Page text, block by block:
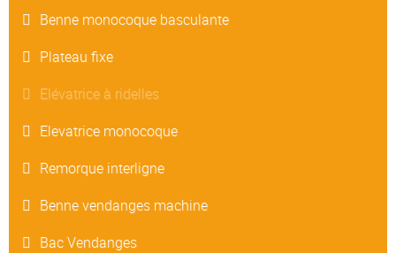
Benne monocoque basculante
Plateau fixe
Elévatrice à ridelles
Elevatrice monocoque
Remorque interligne
Benne vendanges machine
Bac Vendanges